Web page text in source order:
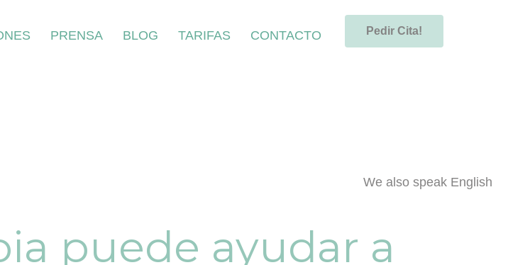
PRENSA BLOG TARIFAS CONTACTO Pedir Cita!
We also speak English
puede ayudar a